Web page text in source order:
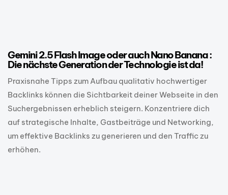
Gemini 2.5 Flash Image oder auch Nano Banana :
Die nächste Generation der Technologie ist da!
Praxisnahe Tipps zum Aufbau qualitativ hochwertiger
Backlinks können die Sichtbarkeit deiner Webseite in den
Suchergebnissen erheblich steigern. Konzentriere dich
auf strategische Inhalte, Gastbeiträge und Networking,
um effektive Backlinks zu generieren und den Traffic zu
erhöhen.